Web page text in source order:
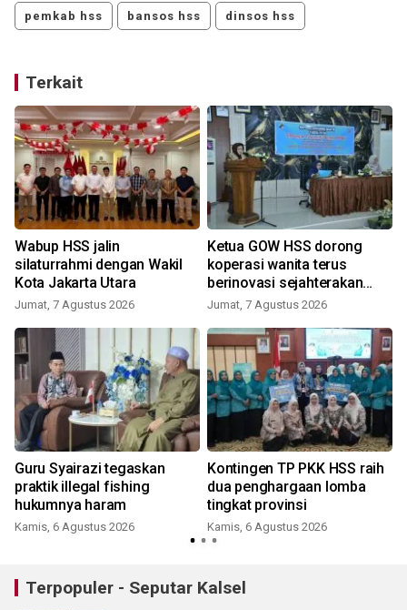
pemkab hss bansos hss dinsos hss
Terkait
Wabup HSS jalin
silaturrahmi dengan Wakil
Kota Jakarta Utara
Jumat, 7 Agustus 2026
Ketua GOW HSS dorong
koperasi wanita terus
berinovasi sejahterakan
anggota
Jumat, 7 Agustus 2026
Guru Syairazi tegaskan
praktik illegal fishing
hukumnya haram
Kamis, 6 Agustus 2026
Kontingen TP PKK HSS raih
dua penghargaan lomba
tingkat provinsi
Kamis, 6 Agustus 2026
Terpopuler - Seputar Kalsel